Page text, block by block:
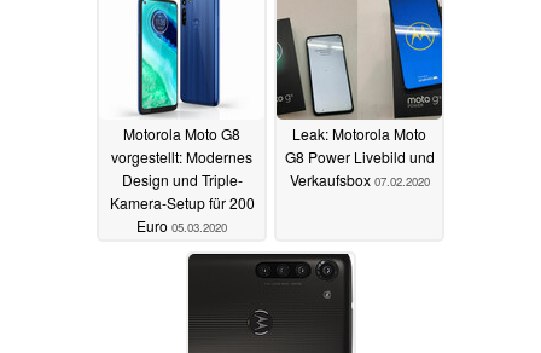
Motorola Moto G8
vorgestellt: Modernes
Design und Triple-
Kamera-Setup für 200
Euro 05.03.2020
Leak: Motorola Moto
G8 Power Livebild und
Verkaufsbox 07.02.2020